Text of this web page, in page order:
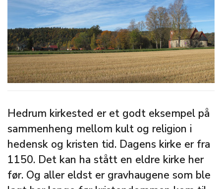
Hedrum kirkested er et godt eksempel på
sammenheng mellom kult og religion i
hedensk og kristen tid. Dagens kirke er fra
1150. Det kan ha stått en eldre kirke her
før. Og aller eldst er gravhaugene som ble